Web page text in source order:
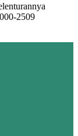
2509